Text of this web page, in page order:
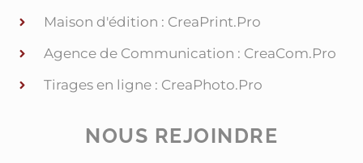
Maison d'édition : CreaPrint.Pro
Agence de Communication : CreaCom.Pro
Tirages en ligne : CreaPhoto.Pro
NOUS REJOINDRE